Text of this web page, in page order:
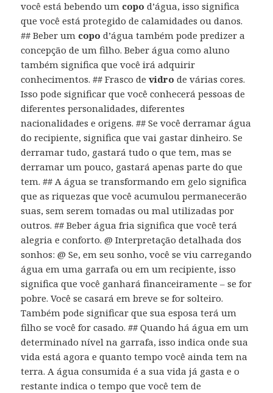
você está bebendo um copo d’água, isso significa
que você está protegido de calamidades ou danos.
## Beber um copo d’água também pode predizer a
concepção de um filho. Beber água como aluno
também significa que você irá adquirir
conhecimentos. ## Frasco devidro de várias cores.
Isso pode significar que você conhecerá pessoas de
diferentes personalidades, diferentes
nacionalidades e origens. ## Se você derramar água
do recipiente, significa que vai gastar dinheiro. Se
derramar tudo, gastará tudo o que tem, mas se
derramar um pouco, gastará apenas parte do que
tem. ## A água se transformando em gelo significa
que as riquezas que você acumulou permanecerão
suas, sem serem tomadas ou mal utilizadas por
outros. ## Beber água fria significa que você terá
alegria e conforto. @ Interpretação detalhada dos
sonhos: @ Se, em seu sonho, você se viu carregando
água em uma garrafa ou em um recipiente, isso
significa que você ganhará financeiramente – se for
pobre. Você se casará em breve se for solteiro.
Também pode significar que sua esposa terá um
filho se você for casado. ## Quando há água em um
determinado nível na garrafa, isso indica onde sua
vida está agora e quanto tempo você ainda tem na
terra. A água consumida é a sua vida já gasta e o
restante indica o tempo que você tem de